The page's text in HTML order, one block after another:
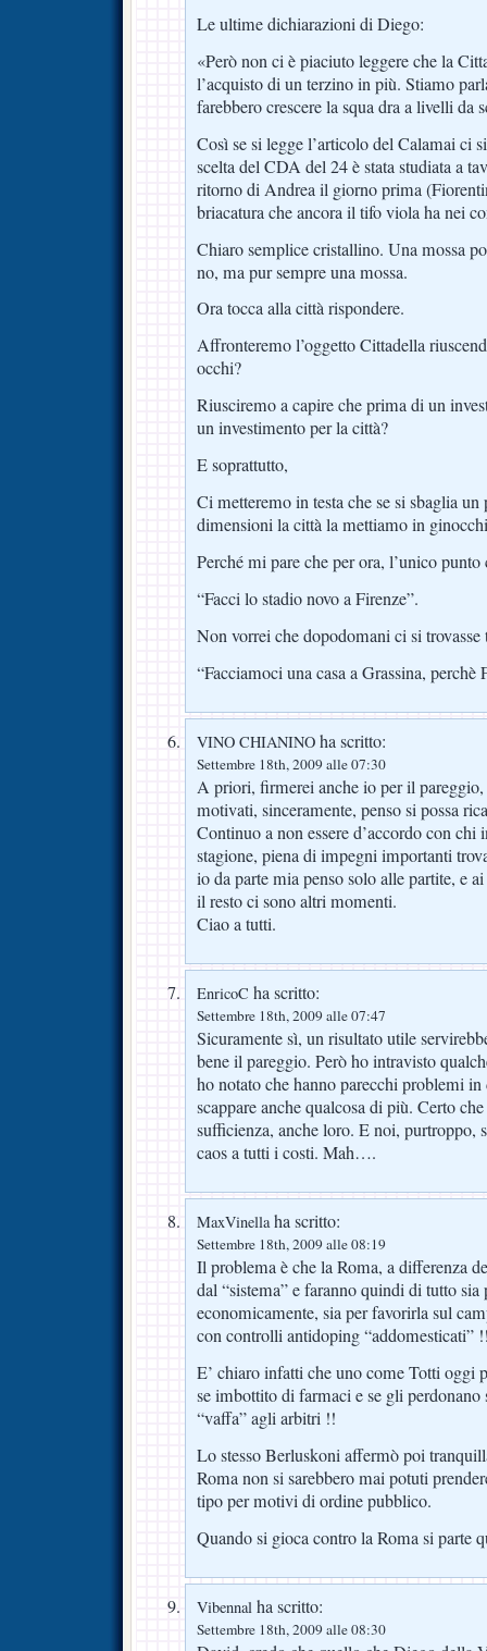
Le ultime dichiarazioni di Diego:
«Però non ci è piaciuto leggere che la
l’acquisto di un terzino in più. Stiamo
farebbero crescere la squa dra a livelli da
Così se si legge l’articolo del Calamai ci
scelta del CDA del 24 è stata studiata a
ritorno di Andrea il giorno prima
briacatura che ancora il tifo viola ha nei
Chiaro semplice cristallino. Una mossa
no, ma pur sempre una mossa.
Ora tocca alla città rispondere.
Affronteremo l’oggetto Cittadella
occhi?
Riusciremo a capire che prima di un
un investimento per la città?
E soprattutto,
Ci metteremo in testa che se si sbaglia un
dimensioni la città la mettiamo in
Perché mi pare che per ora, l’unico
“Facci lo stadio novo a Firenze”.
Non vorrei che dopodomani ci si
“Facciamoci una casa a Grassina,
VINO CHIANINO ha scritto:
Settembre 18th, 2009 alle 07:30
A priori, firmerei anche io per il
motivati, sinceramente, penso si possa
Continuo a non essere d’accordo con chi
stagione, piena di impegni importanti
io da parte mia penso solo alle partite, e
il resto ci sono altri momenti.
Ciao a tutti.
EnricoC ha scritto:
Settembre 18th, 2009 alle 07:47
Sicuramente sì, un risultato utile
bene il pareggio. Però ho intravisto
ho notato che hanno parecchi problemi
scappare anche qualcosa di più. Certo
sufficienza, anche loro. E noi, purtroppo,
caos a tutti i costi. Mah….
MaxVinellaha scritto:
Settembre 18th, 2009 alle 08:19
Il problema è che la Roma, a differenza
dal “sistema” e faranno quindi di tutto sia
economicamente, sia per favorirla sul
con controlli antidoping “addomesticati”
E’ chiaro infatti che uno come Totti oggi
se imbottito di farmaci e se gli
“vaffa” agli arbitri !!
Lo stesso Berluskoni affermò poi
Roma non si sarebbero mai potuti
tipo per motivi di ordine pubblico.
Quando si gioca contro la Roma si parte
Vibennal ha scritto:
Settembre 18th, 2009 alle 08:30